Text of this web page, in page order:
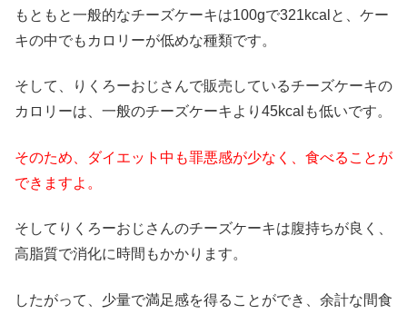
もともと一般的なチーズケーキは100gで321kcalと、ケー
キの中でもカロリーが低めな種類です。
そして、りくろーおじさんで販売しているチーズケーキの
カロリーは、一般のチーズケーキより45kcalも低いです。
そのため、
ダイエット中も罪悪感が少なく、食べることが
できますよ。
そしてりくろーおじさんのチーズケーキは腹持ちが良く、
高脂質で消化に時間もかかります。
したがって、少量で満足感を得ることができ、余計な間食